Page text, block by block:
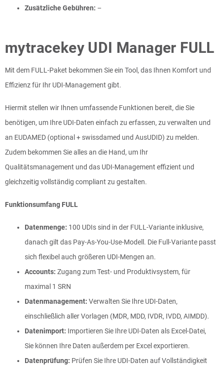
Zusätzliche Gebühren: –
mytracekey UDI Manager FULL
Mit dem FULL-Paket bekommen Sie ein Tool, das Ihnen Komfort und
Effizienz für Ihr UDI-Management gibt.
Hiermit stellen wir Ihnen umfassende Funktionen bereit, die Sie
benötigen, um Ihre UDI-Daten einfach zu erfassen, zu verwalten und
an EUDAMED (optional + swissdamed und AusUDID) zu melden.
Zudem bekommen Sie alles an die Hand, um Ihr
Qualitätsmanagement und das UDI-Management effizient und
gleichzeitig vollständig compliant zu gestalten.
Funktionsumfang FULL
Datenmenge: 100 UDIs sind in der FULL-Variante inklusive,
danach gilt das Pay-As-You-Use-Modell. Die Full-Variante passt
sich flexibel auch größeren UDI-Mengen an.
Accounts: Zugang zum Test- und Produktivsystem, für
maximal 1 SRN
Datenmanagement: Verwalten Sie Ihre UDI-Daten,
einschließlich aller Vorlagen (MDR, MDD, IVDR, IVDD, AIMDD).
Datenimport: Importieren Sie Ihre UDI-Daten als Excel-Datei,
Sie können Ihre Daten außerdem per Excel exportieren.
Datenprüfung: Prüfen Sie Ihre UDI-Daten auf Vollständigkeit